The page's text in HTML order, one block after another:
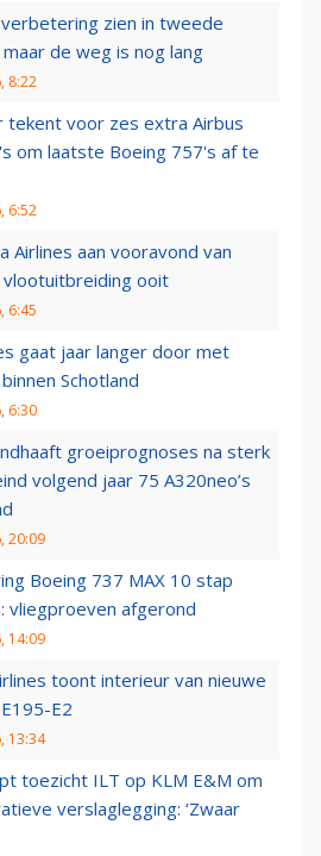
zien in tweede
de weg is nog lang
8:22
tekent voor zes extra Airbus
om laatste Boeing 757's af te
6:52
Airlines aan vooravond van
ooit
6:45
gaat jaar langer door met
Schotland
6:30
groeiprognoses na sterk
volgend jaar 75 A320neo’s
20:09
Boeing 737 MAX 10 stap
vliegproeven afgerond
14:09
toont interieur van nieuwe
E2
13:34
toezicht ILT op KLM E&M om
verslaglegging: ‘Zwaar